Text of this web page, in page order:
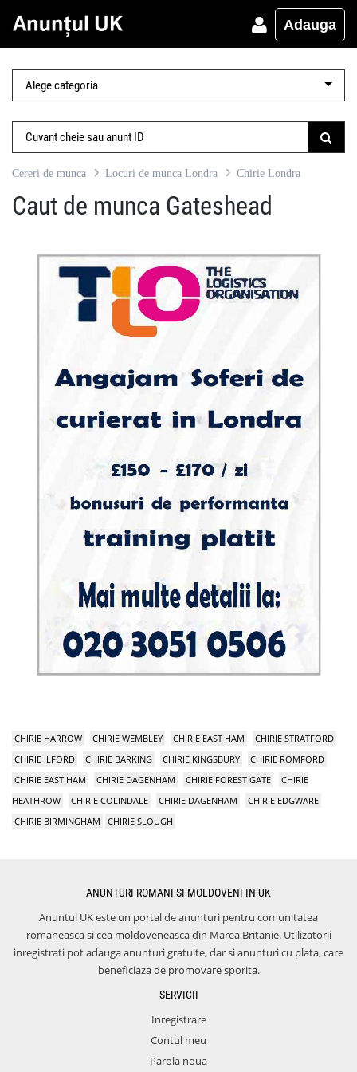
Adauga
Cereri de munca Locuri de munca Londra Chirie Londra
Caut de munca Gateshead
CHIRIE HARROW CHIRIE WEMBLEY CHIRIE EAST HAM
CHIRIE STRATFORD
CHIRIE ILFORD
CHIRIE BARKING CHIRIE KINGSBURY
CHIRIE ROMFORD
CHIRIE EAST HAM
CHIRIE DAGENHAM CHIRIE FOREST GATE
CHIRIE
HEATHROW
CHIRIE COLINDALE CHIRIE DAGENHAM
CHIRIE EDGWARE
CHIRIE BIRMINGHAM
CHIRIE SLOUGH
ANUNTURI ROMANI SI MOLDOVENI IN UK
Anuntul UK este un portal de anunturi pentru comunitatea
romaneasca si cea moldoveneasca din Marea Britanie. Utilizatorii
inregistrati pot adauga anunturi gratuite, dar si anunturi cu plata, care
beneficiaza de promovare sporita.
SERVICII
Inregistrare
Contul meu
Parola noua